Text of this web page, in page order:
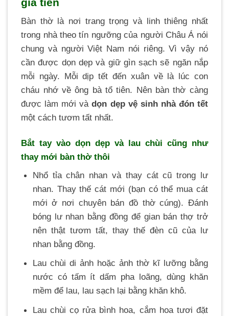
Bàn thờ là nơi trang trọng và linh thiêng nhất
trong nhà theo tín ngưỡng của người Châu Á nói
chung và người Việt Nam nói riêng. Vì vậy nó
cần được dọn dẹp và giữ gìn sạch sẽ ngăn nắp
mỗi ngày. Mỗi dịp tết đến xuân về là lúc con
cháu nhớ về ông bà tổ tiên. Nên bàn thờ càng
được làm mới vàdọn dẹp vệ sinh nhà đón tết
một cách tươm tất nhất.
Bắt tay vào dọn dẹp và lau chùi cũng như
thay mới bàn thờ thôi
Nhổ tỉa chân nhan và thay cát cũ trong lư
nhan. Thay thế cát mới (bạn có thể mua cát
mới ở nơi chuyên bán đồ thờ cúng). Đánh
bóng lư nhan bằng đồng để gian bán thợ trở
nên thật tươm tất, thay thế đèn cũ của lư
nhan bằng đồng.
Lau chùi di ảnh hoặc ảnh thờ kĩ lưỡng bằng
nước có tấm ít dấm pha loãng, dùng khăn
mềm để lau, lau sạch lại bằng khăn khô.
Lau chùi cọ rửa bình hoa, cắm hoa tươi đặt